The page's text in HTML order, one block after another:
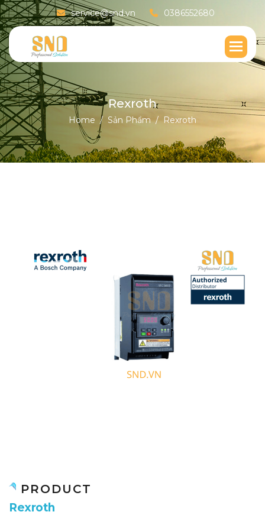
service@snd.vn 0386552680
Rexroth
Home Sản Phẩm Rexroth
PRODUCT
Rexroth